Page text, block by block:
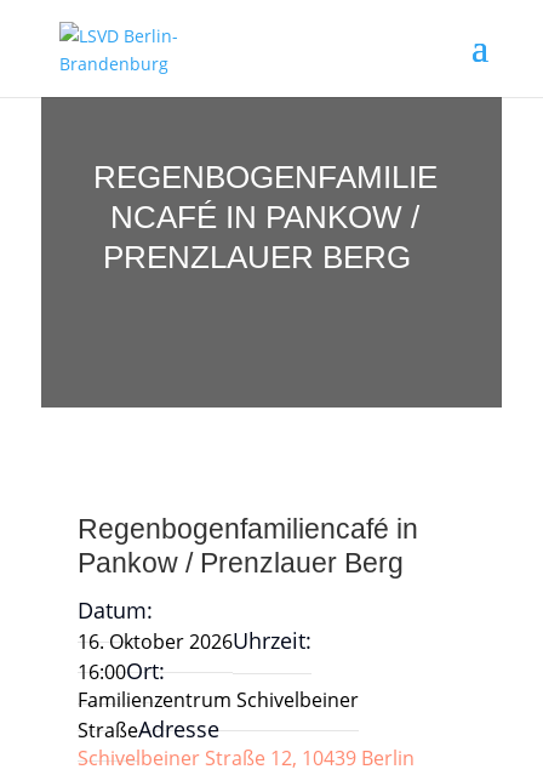
REGENBOGENFAMILIE
NCAFÉ IN PANKOW /
PRENZLAUER BERG
Regenbogenfamiliencafé in
Pankow / Prenzlauer Berg
Datum:
16. Oktober 2026Uhrzeit:
16:00Ort:
Familienzentrum Schivelbeiner
StraßeAdresse
Schivelbeiner Straße 12, 10439 Berlin